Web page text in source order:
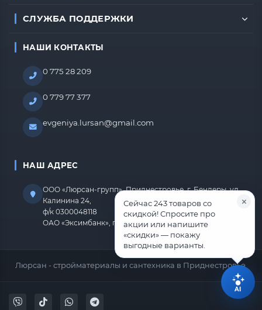
СЛУЖБА ПОДДЕРЖКИ
НАШИ КОНТАКТЫ
0 775 28 209
0 779 77 377
evgeniya.lursan@gmail.com
НАШ АДРЕС
ООО «Люрсан-групп», Приднестровье, г. Бендеры, ул.
Калинина 24,
ф/к 0300048118
ОАО «Эксимбанк», г.Бендеры, р/с 2212670000000818
Люрсан - стройматериалы и сантехника в Приднестровье.
Сейчас 243 товаров со
скидкой! Спросите про
акции или напишите
«скидки» — покажу
выгодные варианты.
AI